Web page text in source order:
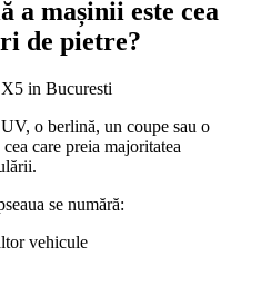
a mașinii este cea
de pietre?
o berlină, un coupe sau o
care preia majoritatea
se numără:
vehicule